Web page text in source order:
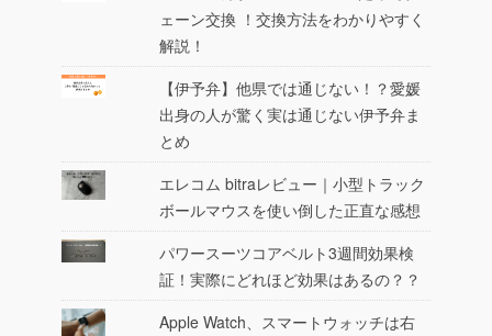
ェーン交換 ！交換方法をわかりやすく
解説！
【伊予弁】他県では通じない！？愛媛
出身の人が驚く実は通じない伊予弁ま
とめ
エレコム bitraレビュー｜小型トラック
ボールマウスを使い倒した正直な感想
パワースーツコアベルト3週間効果検
証！実際にどれほど効果はあるの？？
Apple Watch、スマートウォッチは右